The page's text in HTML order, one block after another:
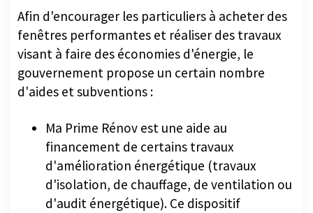
Afin d'encourager les particuliers à acheter des
fenêtres performantes et réaliser des travaux
visant à faire des économies d'énergie, le
gouvernement propose un certain nombre
d'aides et subventions :
Ma Prime Rénov est une aide au
financement de certains travaux
d'amélioration énergétique (travaux
d'isolation, de chauffage, de ventilation ou
d'audit énergétique). Ce dispositif